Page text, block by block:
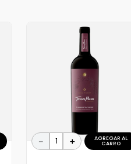
＋
－ AGREGAR AL
CARRO